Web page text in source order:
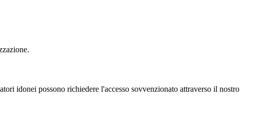
idonei possono richiedere l'accesso sovvenzionato attraverso il nostro